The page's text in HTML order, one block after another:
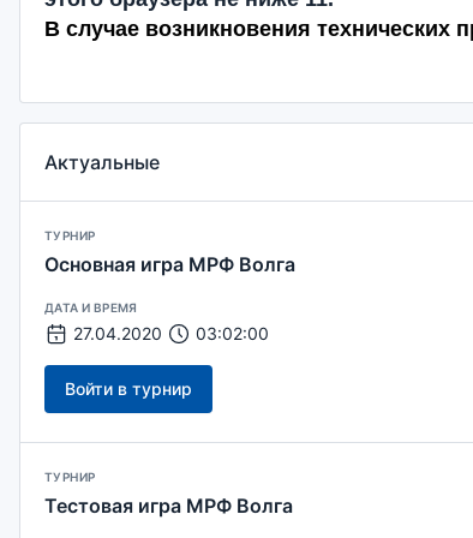
В случае возникновения
Актуальные
ТУРНИР
Основная игра МРФ Волга
ДАТА И ВРЕМЯ
27.04.2020 03:02:00
Войти в турнир
ТУРНИР
Тестовая игра МРФ Волга